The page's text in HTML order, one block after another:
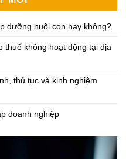
dưỡng nuôi con hay không?
thuế không hoạt động tại địa
thủ tục và kinh nghiệm
doanh nghiệp